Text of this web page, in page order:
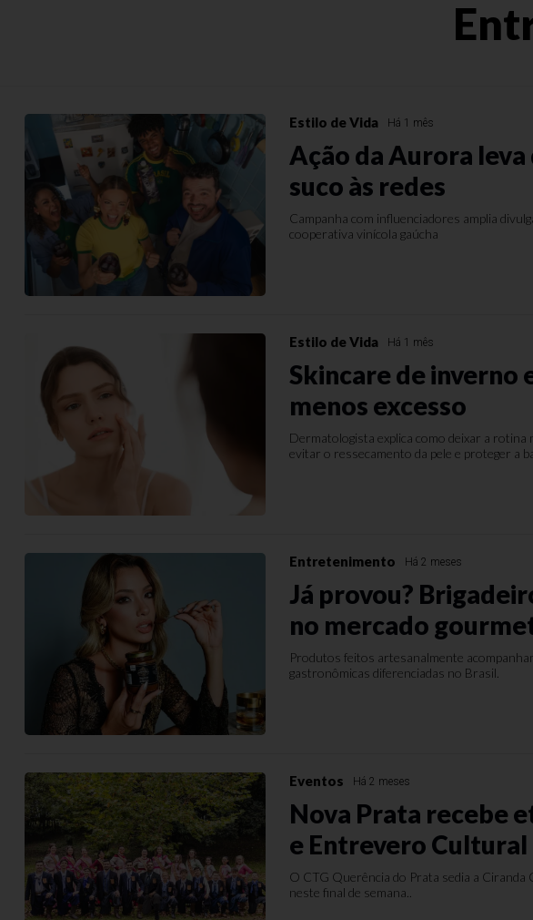
Estilo de Vida Há 1 mês
Ação da Aurora
suco às redes
Campanha com influenciadores amplia
cooperativa vinícola gaúcha
Estilo de Vida Há 1 mês
Skincare de inverno
menos excesso
Dermatologista explica como deixar a rotina
evitar o ressecamento da pele e proteger a
Entretenimento Há 2 meses
Já provou?
no mercado
Produtos feitos artesanalmente
gastronômicas diferenciadas no Brasil.
Eventos Há 2 meses
Nova Prata recebe
e Entrevero Cultural
O CTG Querência do Prata sedia a
neste final de semana..